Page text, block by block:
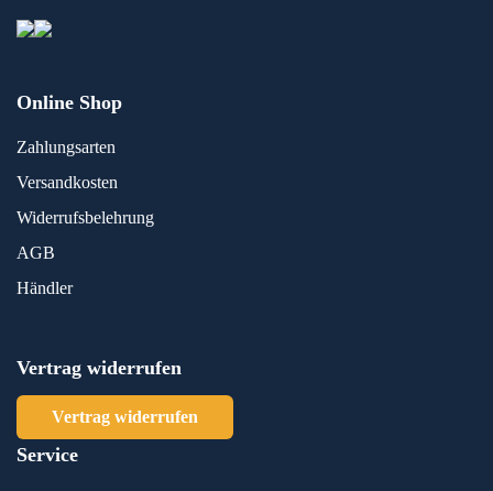
Online Shop
Zahlungsarten
Versandkosten
Widerrufsbelehrung
AGB
Händler
Vertrag widerrufen
Vertrag widerrufen
Service